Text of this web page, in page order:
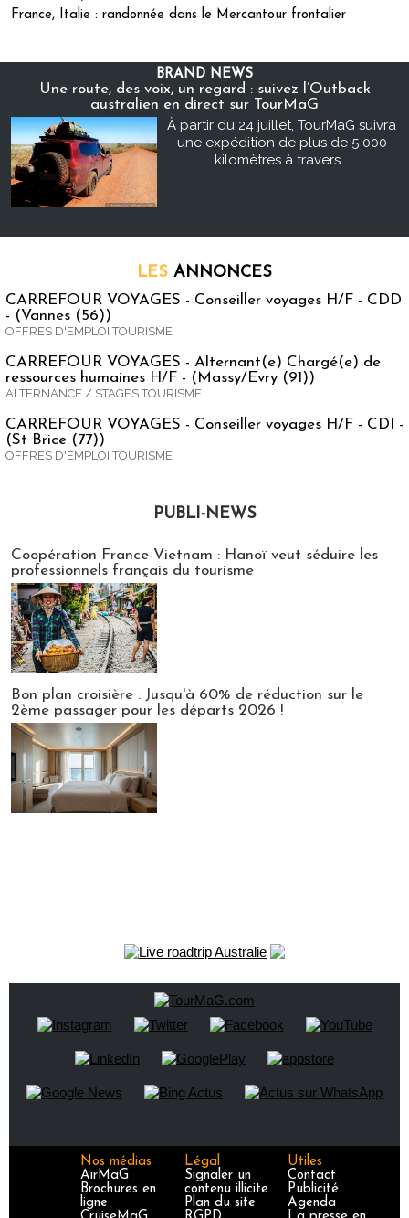
France, Italie : randonnée dans le Mercantour frontalier
BRAND NEWS
Une route, des voix, un regard : suivez l’Outback
australien en direct sur TourMaG
À partir du 24 juillet, TourMaG suivra
une expédition de plus de 5 000
kilomètres à travers...
LES ANNONCES
CARREFOUR VOYAGES - Conseiller voyages H/F - CDD
- (Vannes (56))
OFFRES D'EMPLOI TOURISME
CARREFOUR VOYAGES - Alternant(e) Chargé(e) de
ressources humaines H/F - (Massy/Evry (91))
ALTERNANCE / STAGES TOURISME
CARREFOUR VOYAGES - Conseiller voyages H/F - CDI -
(St Brice (77))
OFFRES D'EMPLOI TOURISME
PUBLI-NEWS
Coopération France-Vietnam : Hanoï veut séduire les
professionnels français du tourisme
Bon plan croisière : Jusqu'à 60% de réduction sur le
2ème passager pour les départs 2026 !
Nos médias
AirMaG
Brochures en
ligne
Légal
Signaler un
contenu illicite
Plan du site
Utiles
Contact
Publicité
Agenda